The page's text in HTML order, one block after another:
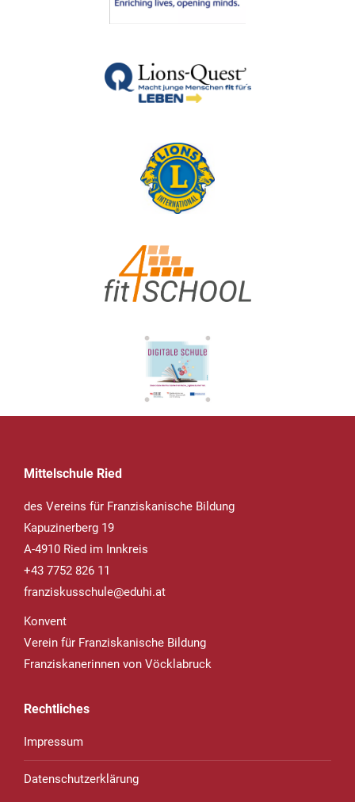
Mittelschule Ried
des Vereins für Franziskanische Bildung
Kapuzinerberg 19
A-4910 Ried im Innkreis
+43 7752 826 11
franziskusschule@eduhi.at
Konvent
Verein für Franziskanische Bildung
Franziskanerinnen von Vöcklabruck
Rechtliches
Impressum
Datenschutzerklärung